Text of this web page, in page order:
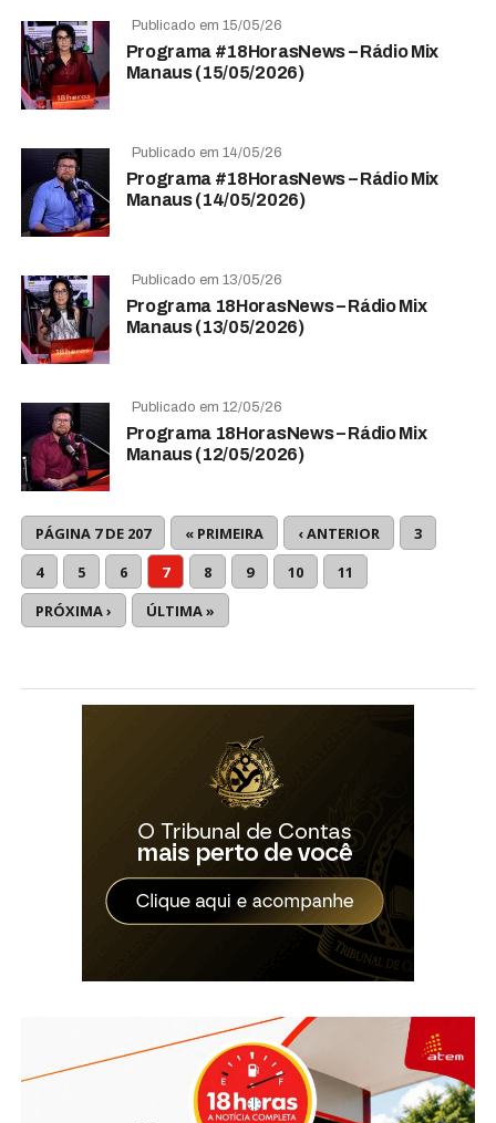
Publicado em 15/05/26
Programa #18HorasNews​​​​​​​​​​​​ – Rádio Mix
Manaus (15/05/2026)
Publicado em 14/05/26
Programa #18HorasNews​​​​​​​​​​​​ – Rádio Mix
Manaus (14/05/2026)
Publicado em 13/05/26
Programa 18HorasNews​​​​​​​​​​​​ – Rádio Mix
Manaus (13/05/2026)
Publicado em 12/05/26
Programa 18HorasNews​​​​​​​​​​​​ – Rádio Mix
Manaus (12/05/2026)
PÁGINA 7 DE 207 « PRIMEIRA ‹ ANTERIOR
3
4
5 6 7 8 9 10
11
PRÓXIMA ›
ÚLTIMA »